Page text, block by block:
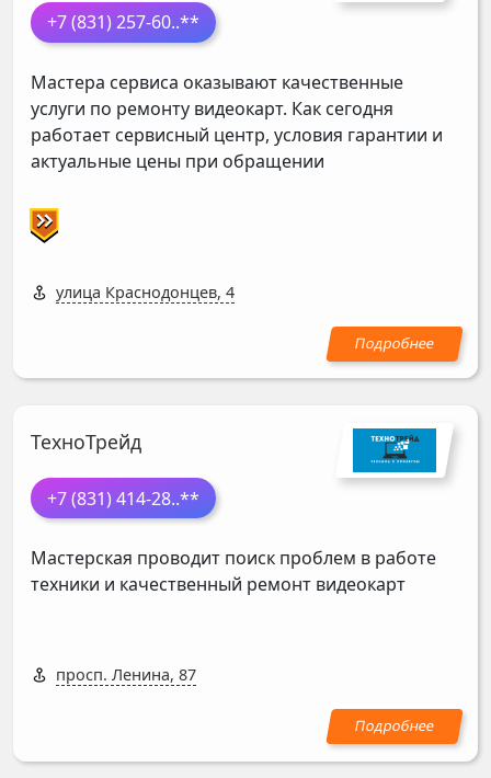
+7 (831) 257-60..**
Мастера сервиса оказывают качественные
услуги по ремонту видеокарт. Как сегодня
работает сервисный центр, условия гарантии и
актуальные цены при обращении
улица Краснодонцев, 4
ТехноТрейд
+7 (831) 414-28..**
Мастерская проводит поиск проблем в работе
техники и качественный ремонт видеокарт
просп. Ленина, 87